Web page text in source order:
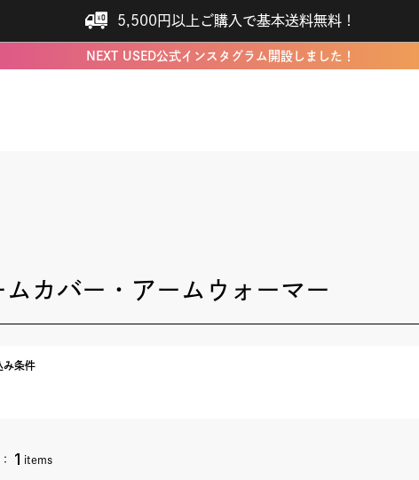
5,500円以上ご購入で基本送料無料！
NEXT USED公式インスタグラム開設しました！
ムカバー・アームウォーマー
み条件
1 items